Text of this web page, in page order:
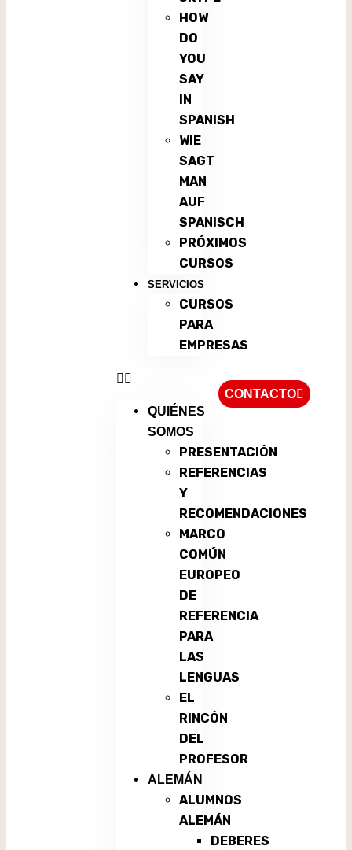
HOW
DO
YOU
SAY
IN
SPANISH
WIE
SAGT
MAN
AUF
SPANISCH
PRÓXIMOS
CURSOS
SERVICIOS
CURSOS
PARA
EMPRESAS
QUIÉNES
SOMOS
PRESENTACIÓN
REFERENCIAS
Y
RECOMENDACIONES
MARCO
COMÚN
EUROPEO
DE
REFERENCIA
PARA
LAS
LENGUAS
EL
RINCÓN
DEL
PROFESOR
ALEMÁN
ALUMNOS
ALEMÁN
DEBERES
CONTACTO